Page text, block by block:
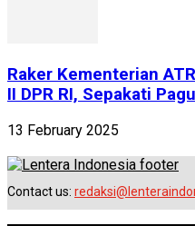
Raker Kementerian
II DPR RI, Sepakati
13 February 2025
Contact us: